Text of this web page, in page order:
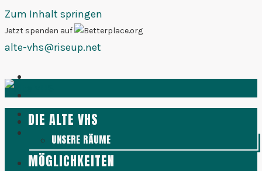
Zum Inhalt springen
Jetzt spenden auf
alte-vhs@riseup.net
DIE ALTE VHS
UNSERE RÄUME
MÖGLICHKEITEN